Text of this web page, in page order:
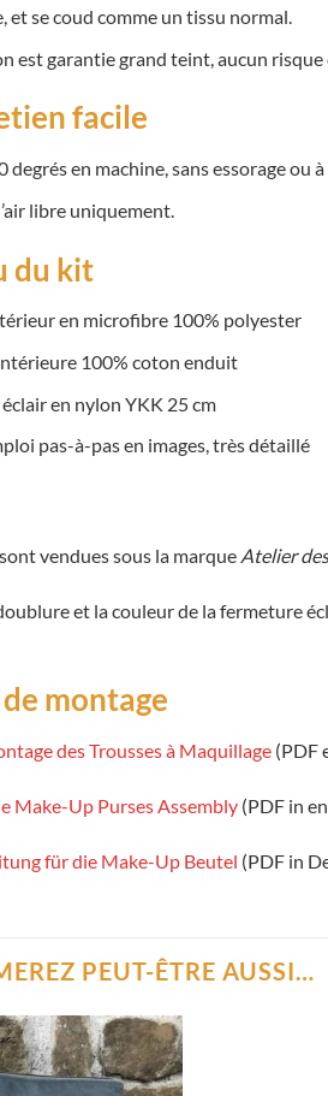
et se coud comme un tissu normal.
est garantie grand teint, aucun
facile
degrés en machine, sans essorage
libre uniquement.
du kit
en microfibre 100% polyester
100% coton enduit
en nylon YKK 25 cm
pas-à-pas en images, très détaillé
vendues sous la marque Atelier
et la couleur de la fermeture
montage
des Trousses à Maquillage (PDF
Make-Up Purses Assembly (PDF in
für die Make-Up Beutel (PDF in
PEUT-ÊTRE AUSSI…